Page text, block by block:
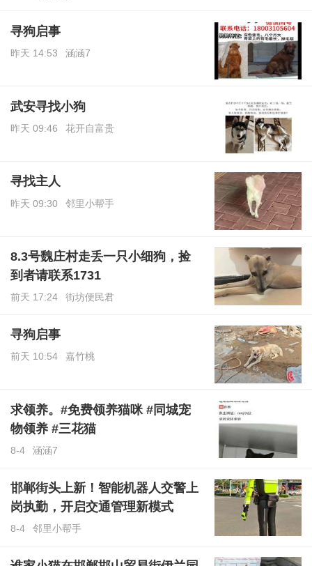
寻狗启事
昨天 14:53 涵涵7
武安寻找小狗
昨天 09:46 花开自富贵
寻找主人
昨天 09:30 邻里小帮手
8.3号魏庄村走丢一只小细狗，捡
到者请联系1731
前天 17:24 街坊便民君
寻狗启事
前天 10:54 嘉竹桃
求领养。#免费领养猫咪 #同城宠
物领养 #三花猫
8-4 涵涵7
邯郸街头上新！智能机器人交警上
岗执勤，开启交通管理新模式
8-4 邻里小帮手